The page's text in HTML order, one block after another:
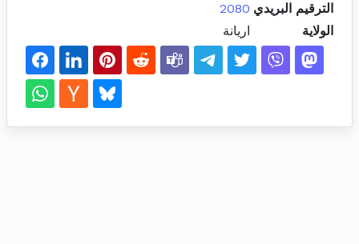
الترقيم البريدي 2080
الولاية
اريانة